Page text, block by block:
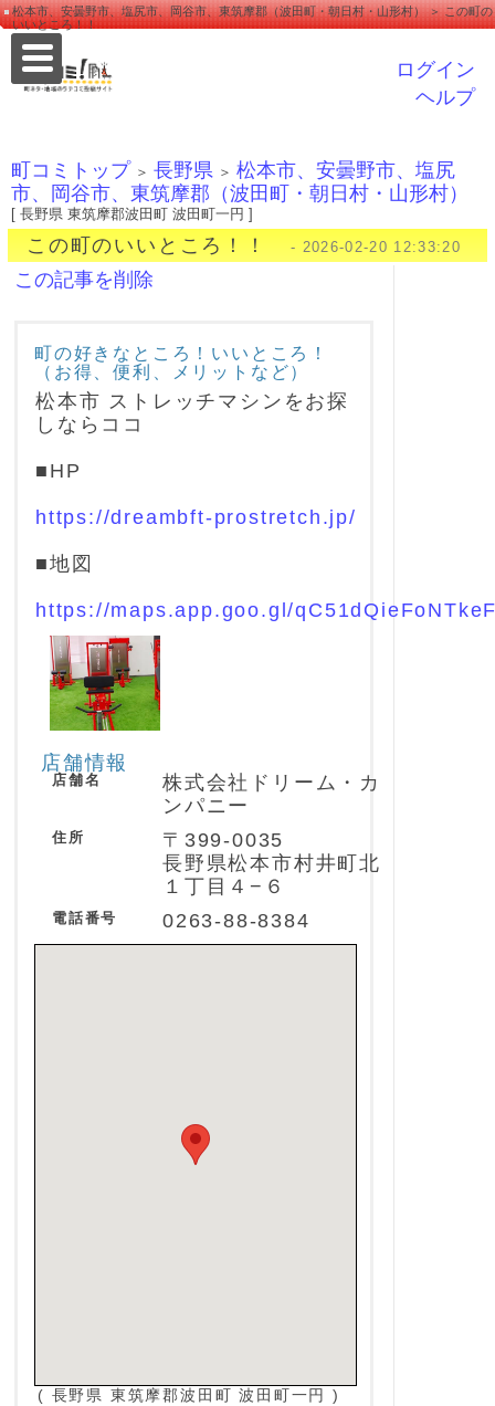
松本市、安曇野市、塩尻市、岡谷市、東筑摩郡（波田町・朝日村・山形村） ＞ この町の
いいところ！！
ログイン
ヘルプ
町コミトップ ＞ 長野県 ＞ 松本市、安曇野市、塩尻
市、岡谷市、東筑摩郡（波田町・朝日村・山形村）
[ 長野県 東筑摩郡波田町 波田町一円 ]
この町のいいところ！！ - 2026-02-20 12:33:20
この記事を削除
町の好きなところ！いいところ！
（お得、便利、メリットなど）
松本市 ストレッチマシンをお探
しならココ
■HP
https://dreambft-prostretch.jp/
■地図
https://maps.app.goo.gl/
店舗情報
店舗名
株式会社ドリーム・カ
ンパニー
住所
〒399-0035
長野県松本市村井町北
１丁目４−６
電話番号 0263-88-8384
( 長野県 東筑摩郡波田町 波田町一円 )